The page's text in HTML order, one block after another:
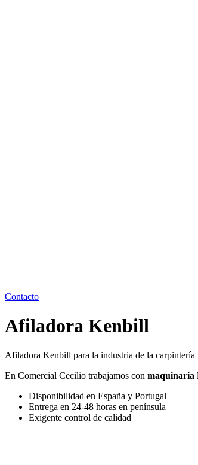
Contacto
Afiladora Kenbill
Afiladora Kenbill para la industria de la carpintería
En Comercial Cecilio trabajamos con maquinaria
Disponibilidad en España y Portugal
Entrega en 24-48 horas en península
Exigente control de calidad